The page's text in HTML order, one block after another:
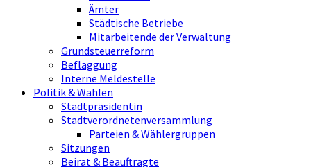
Ämter
Städtische Betriebe
Mitarbeitende der Verwaltung
Grundsteuerreform
Beflaggung
Interne Meldestelle
Politik & Wahlen
Stadtpräsidentin
Stadtverordnetenversammlung
Parteien & Wählergruppen
Sitzungen
Beirat & Beauftragte